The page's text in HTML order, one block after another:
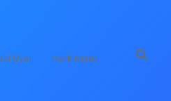
Uyarı Hakkımızda